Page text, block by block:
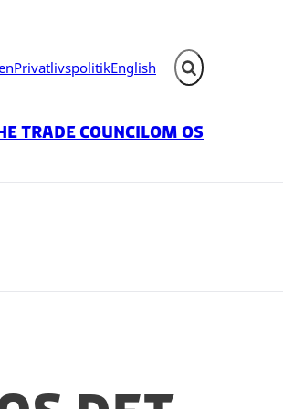
PrivatlivspolitikEnglish Fold søgefelt ud
Trade CouncilOm os